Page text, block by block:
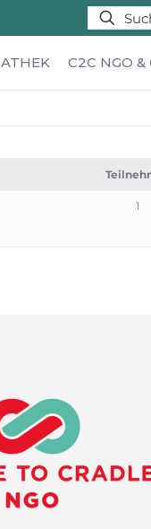
C2C NGO &
1